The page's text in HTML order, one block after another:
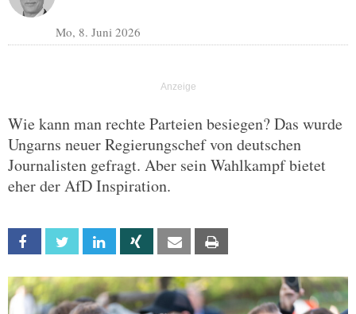
Mo, 8. Juni 2026
Wie kann man rechte Parteien besiegen? Das wurde
Ungarns neuer Regierungschef von deutschen
Journalisten gefragt. Aber sein Wahlkampf bietet
eher der AfD Inspiration.
Facebook Twitter Linkedin Xing Email